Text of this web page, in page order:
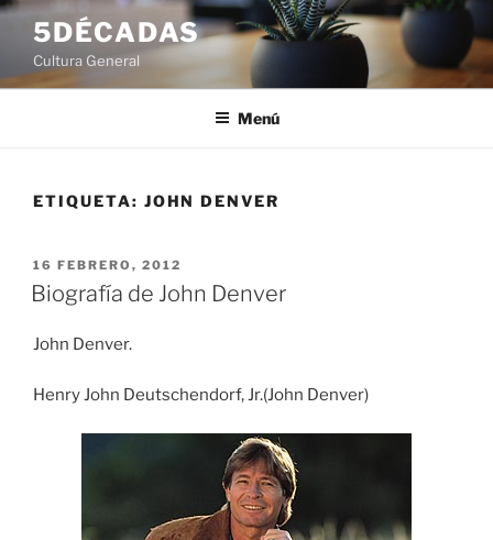
Saltar
contenido
5DÉCADAS
Cultura General
Menú
ETIQUETA: JOHN DENVER
PUBLICADO
EL
16 FEBRERO, 2012
Biografía de John Denver
John Denver.
Henry John Deutschendorf, Jr.(John Denver)